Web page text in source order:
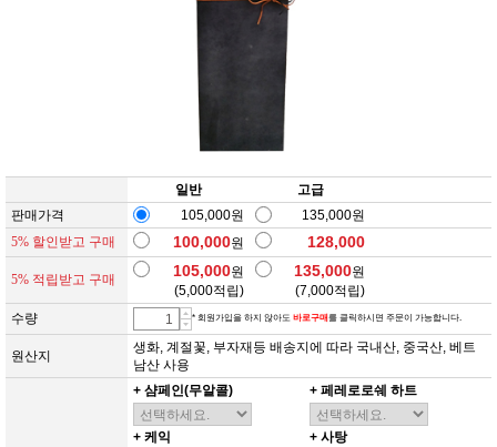
일반
고급
판매가격
105,000원
135,000원
5% 할인받고 구매
100,000원 128,000
5% 적립받고 구매 105,000원
(5,000적립)
135,000원
(7,000적립)
수량
* 회원가입을 하지 않아도 바로구매를 클릭하시면 주문이 가능합니다.
원산지
생화, 계절꽃, 부자재등 배송지에 따라 국내산, 중국산, 베트
남산 사용
+ 샴페인(무알콜) + 페레로로쉐 하트
+ 케익 + 사탕